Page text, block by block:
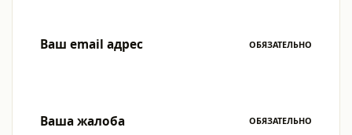
Ваш email адрес ОБЯЗАТЕЛЬНО
Ваша жалоба ОБЯЗАТЕЛЬНО